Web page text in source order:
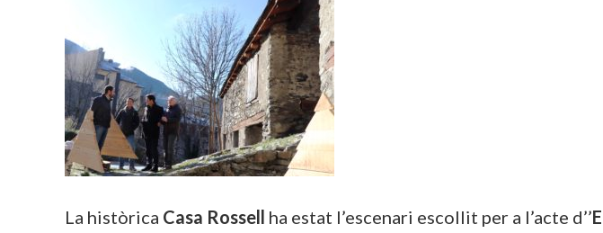
La històrica Casa Rossell ha estat l’escenari escollit per a l’acte d’’